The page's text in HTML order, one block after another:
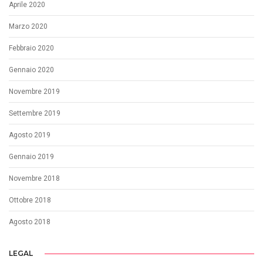
Aprile 2020
Marzo 2020
Febbraio 2020
Gennaio 2020
Novembre 2019
Settembre 2019
Agosto 2019
Gennaio 2019
Novembre 2018
Ottobre 2018
Agosto 2018
LEGAL